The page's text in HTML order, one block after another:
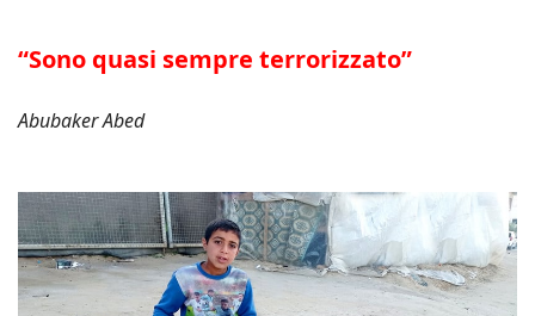
“Sono quasi sempre terrorizzato”
Abubaker Abed